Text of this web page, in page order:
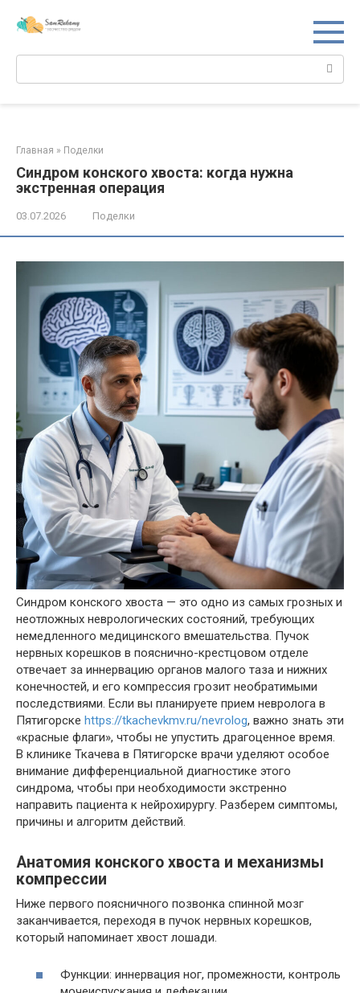
Главная » Поделки
Синдром конского хвоста: когда нужна
экстренная операция
03.07.2026 Поделки
Синдром конского хвоста — это одно из самых грозных и
неотложных неврологических состояний, требующих
немедленного медицинского вмешательства. Пучок
нервных корешков в пояснично-крестцовом отделе
отвечает за иннервацию органов малого таза и нижних
конечностей, и его компрессия грозит необратимыми
последствиями. Если вы планируете прием невролога в
Пятигорске https://tkachevkmv.ru/nevrolog, важно знать эти
«красные флаги», чтобы не упустить драгоценное время.
В клинике Ткачева в Пятигорске врачи уделяют особое
внимание дифференциальной диагностике этого
синдрома, чтобы при необходимости экстренно
направить пациента к нейрохирургу. Разберем симптомы,
причины и алгоритм действий.
Анатомия конского хвоста и механизмы
компрессии
Ниже первого поясничного позвонка спинной мозг
заканчивается, переходя в пучок нервных корешков,
который напоминает хвост лошади.
Функции: иннервация ног, промежности, контроль